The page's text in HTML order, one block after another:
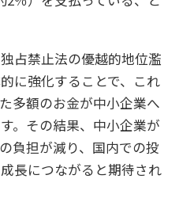
占禁止法の優越的地位濫
に強化することで、これ
多額のお金が中小企業へ
。その結果、中小企業が
負担が減り、国内での投
長につながると期待され